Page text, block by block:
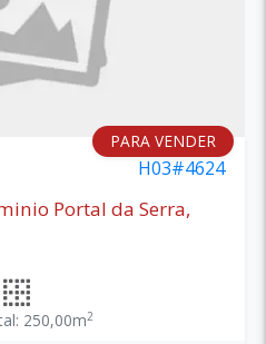
PARA VENDER
H03#4624
Portal da Serra,
250,00m2